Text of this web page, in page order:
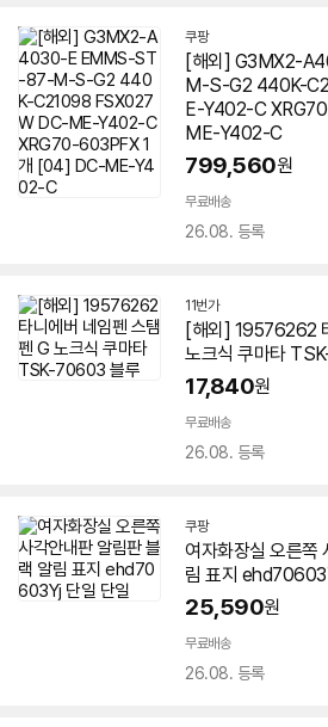
쿠팡
[해외] G3MX2-
M-S-G2 440K-
E-Y402-C XRG
ME-Y402-C
799,560원
무료배송
26.08. 등록
11번가
[해외] 19576262
노크식 쿠마타
17,840원
무료배송
26.08. 등록
쿠팡
여자화장실 오른쪽
림 표지 ehd70603
25,590원
무료배송
26.08. 등록